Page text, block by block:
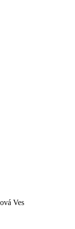
Ves